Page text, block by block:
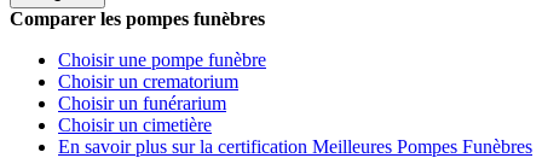
Comparer les pompes funèbres
Choisir une pompe funèbre
Choisir un crematorium
Choisir un funérarium
Choisir un cimetière
En savoir plus sur la certification Meilleures Pompes Funèbres